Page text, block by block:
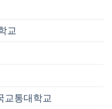
교
교통대학교